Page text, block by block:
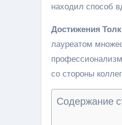
находил способ
Достижения
лауреатом
со стороны
Содержание